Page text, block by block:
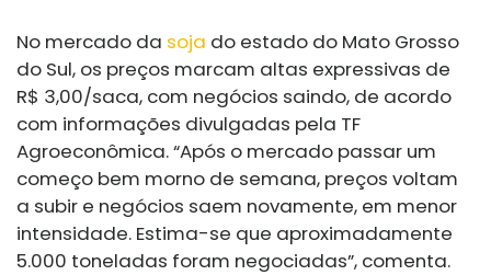
No mercado da soja do estado do Mato Grosso
do Sul, os preços marcam altas expressivas de
R$ 3,00/saca, com negócios saindo, de acordo
com informações divulgadas pela TF
Agroeconômica. “Após o mercado passar um
começo bem morno de semana, preços voltam
a subir e negócios saem novamente, em menor
intensidade. Estima-se que aproximadamente
5.000 toneladas foram negociadas”, comenta.